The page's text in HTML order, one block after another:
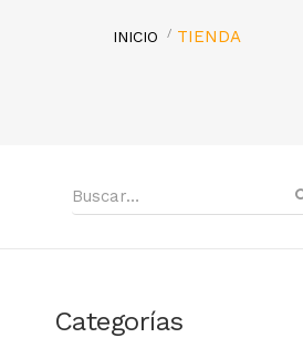
INICIO TIENDA
Categorías